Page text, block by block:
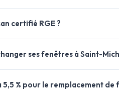
certifié RGE ?
ses fenêtres à Saint-
% pour le remplacement de